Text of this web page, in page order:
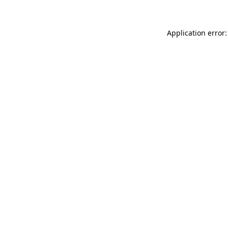
Application